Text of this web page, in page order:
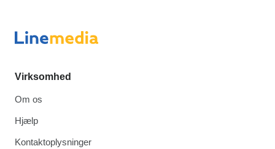
Virksomhed
Om os
Hjælp
Kontaktoplysninger